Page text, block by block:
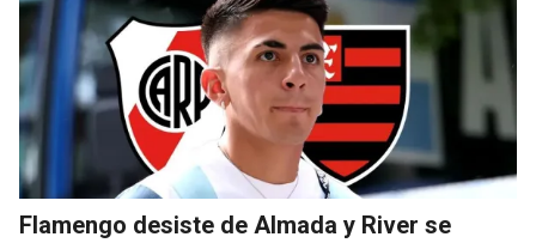
Flamengo desiste de Almada y River se